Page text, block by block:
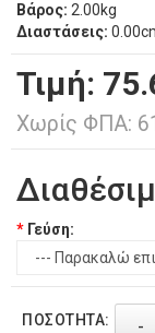
Βάρος: 2.00kg
Διαστάσεις:
Τιμή:
Χωρίς ΦΠΑ:
* Γεύση:
ΠΟΣΌΤΗΤΑ: -